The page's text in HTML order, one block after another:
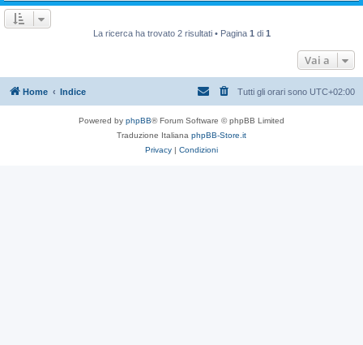
La ricerca ha trovato 2 risultati • Pagina 1 di 1
Vai a
Home Indice Tutti gli orari sono UTC+02:00
Powered by phpBB® Forum Software © phpBB Limited
Traduzione Italiana phpBB-Store.it
Privacy | Condizioni